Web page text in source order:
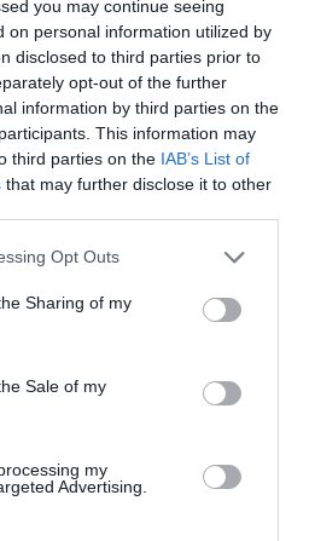
you may continue seeing
on personal information utilized by
disclosed to third parties prior to
opt-out of the further
information by third parties on the
This information may
third parties on the IAB’s List of
that may further disclose it to other
app uses one or more Google
behaviour. You may click to
and its third-party tags to
purposes in below Google
Opt Outs
Sharing of my
Sale of my
my
Advertising.
στην Τσεχία
Νέων γυναικών